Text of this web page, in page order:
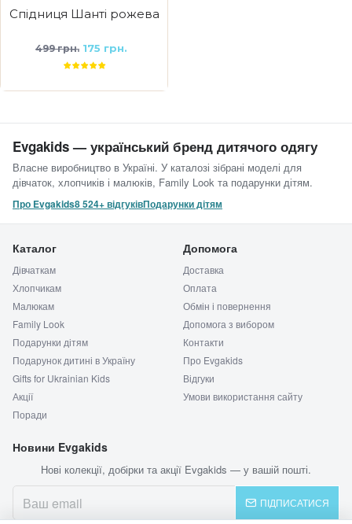
Спідниця Шанті рожева
499 грн. 175 грн.
Evgakids — український бренд дитячого одягу
Власне виробництво в Україні. У каталозі зібрані моделі для
дівчаток, хлопчиків і малюків, Family Look та подарунки дітям.
Про Evgakids8 524+ відгуківПодарунки дітям
Каталог
Дівчаткам
Хлопчикам
Малюкам
Family Look
Подарунки дітям
Подарунок дитині в Україну
Gifts for Ukrainian Kids
Акції
Поради
Допомога
Доставка
Оплата
Обмін і повернення
Допомога з вибором
Контакти
Про Evgakids
Відгуки
Умови використання сайту
Новини Evgakids
Нові колекції, добірки та акції Evgakids — у вашій пошті.
ПІДПИСАТИСЯ